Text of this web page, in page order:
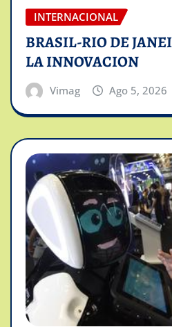
INTERNACIONAL
BRASIL-RIO DE
LA INNOVACION
Vimag Ago 5, 2026